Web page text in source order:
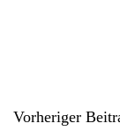
Vorheriger